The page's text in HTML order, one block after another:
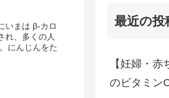
いまは β-カロ
れ、多くの人
にんじんをた
最近の投
【妊婦・
のビタミン